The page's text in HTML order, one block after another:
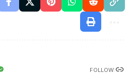
FOLLOW: